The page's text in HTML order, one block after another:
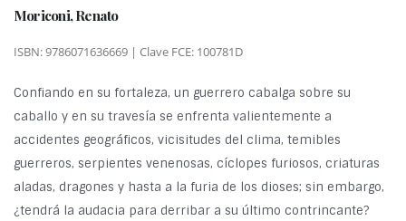
Moriconi, Renato
ISBN: 9786071636669 | Clave FCE: 100781D
Confiando en su fortaleza, un guerrero cabalga sobre su
caballo y en su travesía se enfrenta valientemente a
accidentes geográficos, vicisitudes del clima, temibles
guerreros, serpientes venenosas, cíclopes furiosos, criaturas
aladas, dragones y hasta a la furia de los dioses; sin embargo,
¿tendrá la audacia para derribar a su último contrincante?